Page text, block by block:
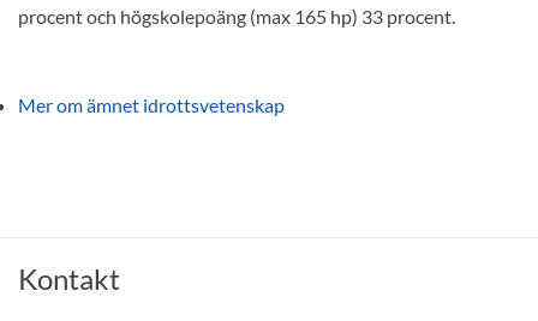
procent och högskolepoäng (max 165 hp) 33 procent.
Mer om ämnet idrottsvetenskap
Kontakt